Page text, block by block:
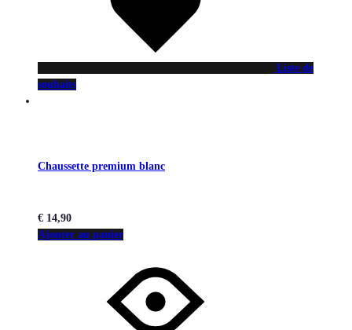
Liste de
souhaits
Chaussette premium blanc
€ 14,90
Ajouter au panier